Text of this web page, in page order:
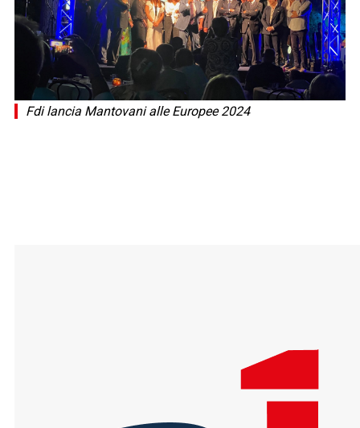
Fdi lancia Mantovani alle Europee 2024